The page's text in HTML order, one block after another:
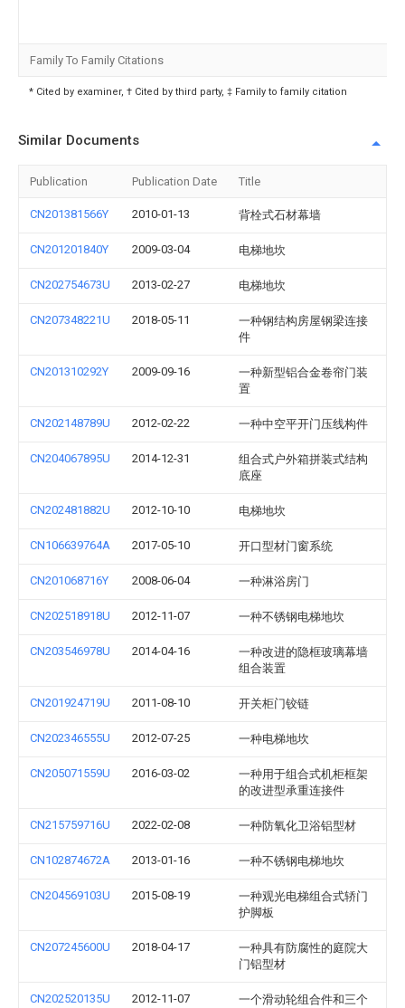
Family To Family Citations
* Cited by examiner, † Cited by third party, ‡ Family to family citation
Similar Documents
Publication Publication Date Title
CN201381566Y 2010-01-13 背栓式石材幕墙
CN201201840Y 2009-03-04 电梯地坎
CN202754673U 2013-02-27 电梯地坎
CN207348221U 2018-05-11
一种钢结构房屋钢梁连接
件
CN201310292Y 2009-09-16
一种新型铝合金卷帘门装
置
CN202148789U 2012-02-22 一种中空平开门压线构件
CN204067895U 2014-12-31
组合式户外箱拼装式结构
底座
CN202481882U 2012-10-10 电梯地坎
CN106639764A 2017-05-10 开口型材门窗系统
CN201068716Y 2008-06-04 一种淋浴房门
CN202518918U 2012-11-07 一种不锈钢电梯地坎
CN203546978U 2014-04-16
一种改进的隐框玻璃幕墙
组合装置
CN201924719U 2011-08-10 开关柜门铰链
CN202346555U 2012-07-25 一种电梯地坎
CN205071559U 2016-03-02
一种用于组合式机柜框架
的改进型承重连接件
CN215759716U 2022-02-08 一种防氧化卫浴铝型材
CN102874672A 2013-01-16 一种不锈钢电梯地坎
CN204569103U 2015-08-19
一种观光电梯组合式轿门
护脚板
CN207245600U 2018-04-17
一种具有防腐性的庭院大
门铝型材
CN202520135U 2012-11-07
一个滑动轮组合件和三个